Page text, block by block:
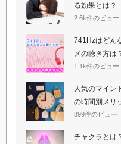
る効果とは？
2.6k件のビュー
741Hzはどん
メの聴き方は
1.1k件のビュー
人気のマイン
の時間別メリ
899件のビュー |
チャクラとは